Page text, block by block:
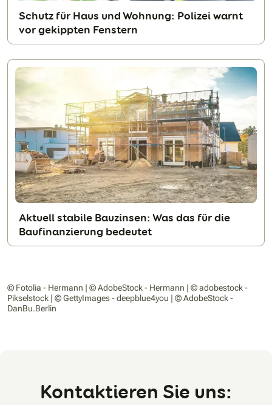
Schutz für Haus und Wohnung: Polizei warnt
vor gekippten Fenstern
Aktuell stabile Bauzinsen: Was das für die
Baufinanzierung bedeutet
© Fotolia - Hermann | © AdobeStock - Hermann | © adobestock -
Pikselstock | © GettyImages - deepblue4you | © AdobeStock -
DanBu.Berlin
Kontaktieren Sie uns: